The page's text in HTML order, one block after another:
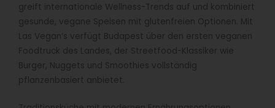
greift internationale Wellness-Trends auf und kombiniert
gesunde, vegane Speisen mit glutenfreien Optionen. Mit
Las Vegan’s verfügt Budapest über den ersten veganen
Foodtruck des Landes, der Streetfood-Klassiker wie
Burger, Nuggets und Smoothies vollständig
pflanzenbasiert anbietet.